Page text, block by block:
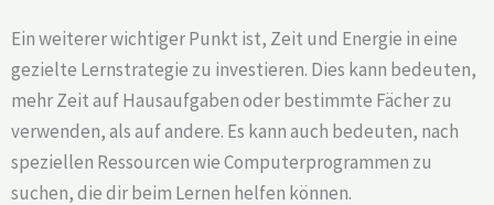
Ein weiterer wichtiger Punkt ist, Zeit und Energie in eine
gezielte Lernstrategie zu investieren. Dies kann bedeuten,
mehr Zeit auf Hausaufgaben oder bestimmte Fächer zu
verwenden, als auf andere. Es kann auch bedeuten, nach
speziellen Ressourcen wie Computerprogrammen zu
suchen, die dir beim Lernen helfen können.